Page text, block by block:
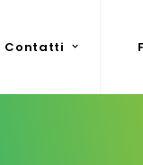
Contatti